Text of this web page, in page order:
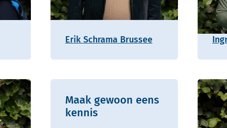
Erik Schrama Brussee
Maak gewoon eens
kennis